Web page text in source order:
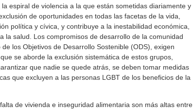
espiral de violencia a la que están sometidas diariamente y
de oportunidades en todas las facetas de la vida,
política y cívica, y contribuye a la inestabilidad económica,
la salud. Los compromisos de desarrollo de la comunidad
los Objetivos de Desarrollo Sostenible (ODS), exigen
se aborde la exclusión sistemática de estos grupos,
que nadie se quede atrás, se deben tomar medidas
que excluyen a las personas LGBT de los beneficios de la
de vivienda e inseguridad alimentaria son más altas entre